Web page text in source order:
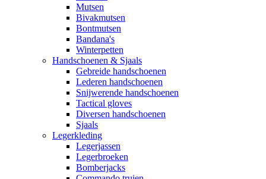
Mutsen
Bivakmutsen
Bontmutsen
Bandana's
Winterpetten
Handschoenen & Sjaals
Gebreide handschoenen
Lederen handschoenen
Snijwerende handschoenen
Tactical gloves
Diversen handschoenen
Sjaals
Legerkleding
Legerjassen
Legerbroeken
Bomberjacks